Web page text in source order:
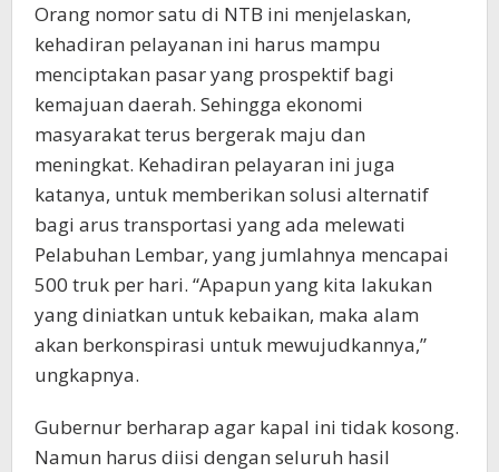
Orang nomor satu di NTB ini menjelaskan,
kehadiran pelayanan ini harus mampu
menciptakan pasar yang prospektif bagi
kemajuan daerah. Sehingga ekonomi
masyarakat terus bergerak maju dan
meningkat. Kehadiran pelayaran ini juga
katanya, untuk memberikan solusi alternatif
bagi arus transportasi yang ada melewati
Pelabuhan Lembar, yang jumlahnya mencapai
500 truk per hari. “Apapun yang kita lakukan
yang diniatkan untuk kebaikan, maka alam
akan berkonspirasi untuk mewujudkannya,”
ungkapnya.
Gubernur berharap agar kapal ini tidak kosong.
Namun harus diisi dengan seluruh hasil